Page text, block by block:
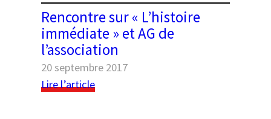
Black geometric seamless patterns set on a
white background
danger
Rencontre sur « L’histoire
immédiate » et AG de
l’association
20 septembre 2017
Lire l’article: